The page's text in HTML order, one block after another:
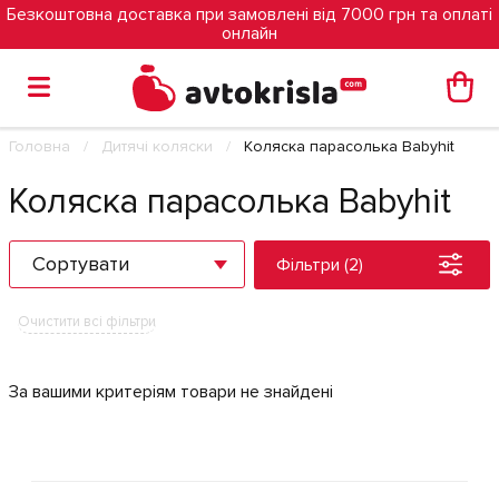
Безкоштовна доставка при замовлені від 7000 грн та оплаті
онлайн
Головна Дитячі коляски Коляска парасолька Babyhit
Коляска парасолька Babyhit
Сортувати Фільтри (2)
Очистити всі фільтри
За вашими критеріям товари не знайдені